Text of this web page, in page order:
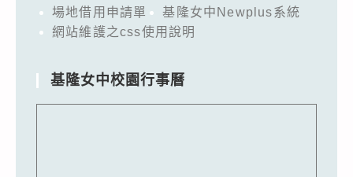
場地借用申請單
基隆女中Newplus系統
網站維護之css使用說明
基隆女中校園行事曆